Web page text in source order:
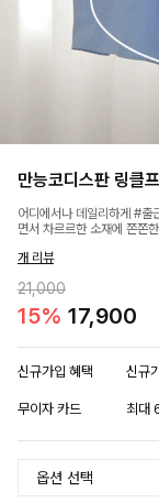
만능코디스판 링클
어디에서나 데일리하게 #
면서 차르르한 소재에 쫀쫀
개 리뷰
21,000
15% 17,900
신규가입 혜택 신규
무이자 카드 최대